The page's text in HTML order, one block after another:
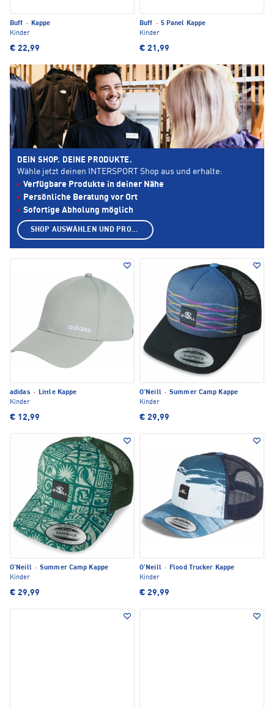
Buff ·
Kappe
Kinder
€ 22,99
Buff · 5 Panel Kappe
Kinder
€ 21,99
adidas · Little Kappe
Kinder
€ 12,99
O'Neill · Summer Camp Kappe
Kinder
€ 29,99
O'Neill · Summer Camp Kappe
Kinder
€ 29,99
O'Neill · Flood Trucker Kappe
Kinder
€ 29,99
DEIN SHOP. DEINE PRODUKTE.
Wähle jetzt deinen INTERSPORT Shop aus und erhalte:
Verfügbare Produkte in deiner Nähe
Persönliche Beratung vor Ort
Sofortige Abholung möglich
SHOP AUSWÄHLEN UND PRODUKTE ANZEIGEN